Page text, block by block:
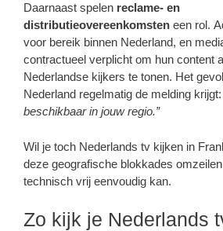
Daarnaast spelen reclame- en
distributieovereenkomsten een rol.
voor bereik binnen Nederland, en
contractueel verplicht om hun content
Nederlandse kijkers te tonen. Het
Nederland regelmatig de melding krijgt:
beschikbaar in jouw regio.”
Wil je toch Nederlands tv kijken in
deze geografische blokkades
technisch vrij eenvoudig kan.
Zo kijk je Nederlands